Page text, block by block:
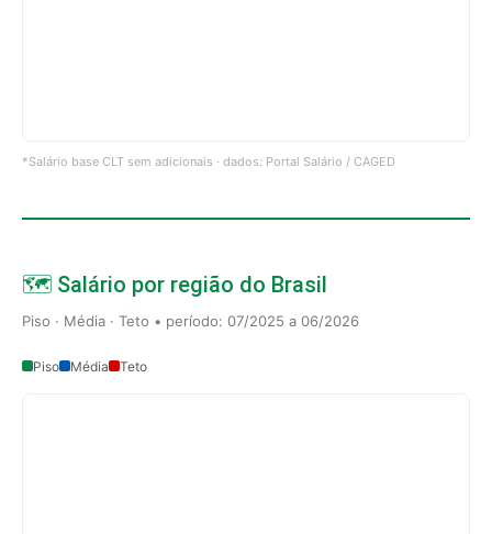
*Salário base CLT sem adicionais · dados: Portal Salário / CAGED
🗺️ Salário por região do Brasil
Piso · Média · Teto • período: 07/2025 a 06/2026
Piso Média Teto